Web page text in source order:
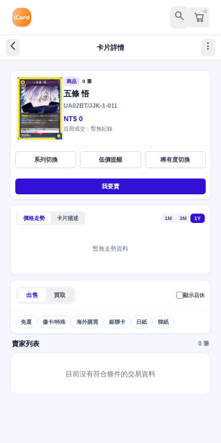
search
arrow_back_ios_new 卡片詳情 more_vert
商品 0 筆
五條 悟
UA02BT/JJK-1-011
NT$ 0
近期成交：暫無紀錄
系列切換 低價提醒 稀有度切換
我要賣
價格走勢 卡片描述 1M 3M 1Y
暫無走勢資料
出售 買取 顯示店休
免運 傷卡/特殊 海外購買 銀聯卡 日紙 韓紙
賣家列表 0 筆
目前沒有符合條件的交易資料